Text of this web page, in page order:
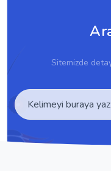
Sitemizde